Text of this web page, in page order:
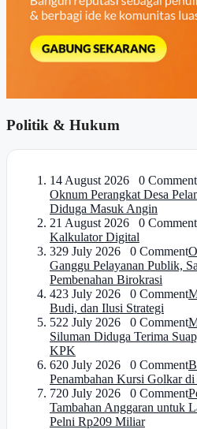
Politik & Hukum
14 August 2026 0 Comment
Oknum Perangkat Desa
Diduga Masuk Angin
21 August 2026 0 Comment
Kalkulator Digital
329 July 2026 0 Comment
Ganggu Pelayanan Publik,
Pembenahan Birokrasi
423 July 2026 0 Comment
Budi, dan Ilusi Strategi
522 July 2026 0 Comment
Siluman Diduga Terima
KPK
620 July 2026 0 Comment
Penambahan Kursi Golkar di
720 July 2026 0 Comment
Tambahan Anggaran untuk
Pelni Rp209 Miliar